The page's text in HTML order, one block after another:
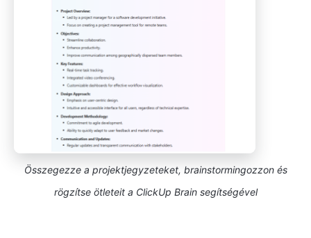
Összegezze a projektjegyzeteket, brainstormingozzon és
rögzítse ötleteit a ClickUp Brain segítségével